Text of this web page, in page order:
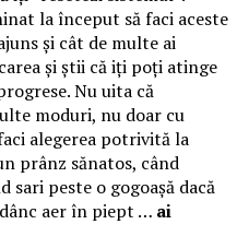
la început să faci aceste
și cât de multe ai
și știi că iți poți atinge
Nu uita că
moduri, nu doar cu
alegerea potrivită la
prânz sănatos, când
sari peste o gogoașă dacă
aer în piept … ai